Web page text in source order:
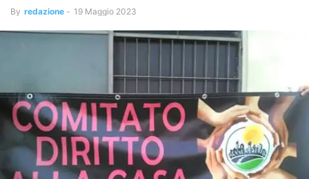
By redazione - 19 Maggio 2023